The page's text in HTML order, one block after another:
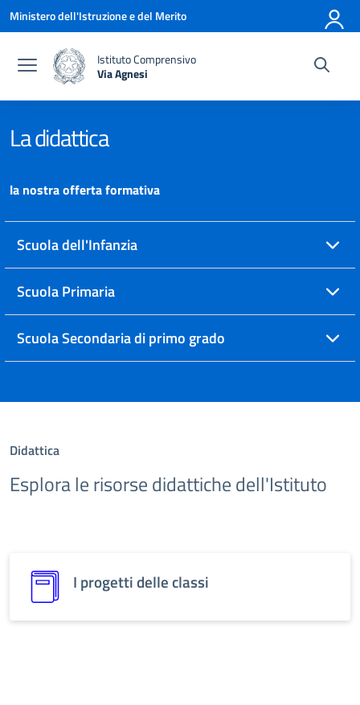
Vai ai contenuti
Vai al menu di navigazione
Vai al footer
Ministero dell'Istruzione e del Merito
Istituto Comprensivo
Via Agnesi
— Visita la pagina iniziale della scuola
La didattica
la nostra offerta formativa
Scuola dell'Infanzia
Scuola Primaria
Scuola Secondaria di primo grado
Didattica
Esplora le risorse didattiche dell'Istituto
I progetti delle classi